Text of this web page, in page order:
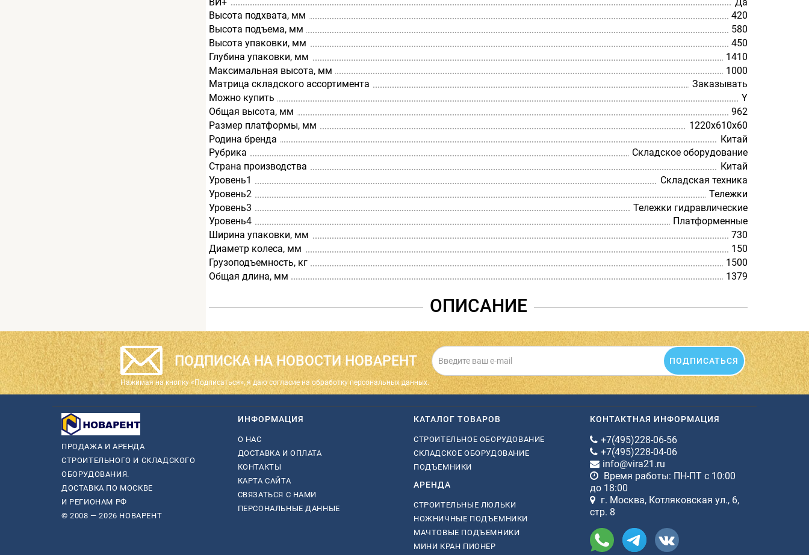
Высота подхвата, мм
420
Высота подъема, мм
580
Высота упаковки, мм
450
Глубина упаковки, мм
1410
Максимальная высота, мм
1000
Матрица складского ассортимента
Заказывать
Можно купить
Y
Общая высота, мм
962
Размер платформы, мм
1220х610х60
Родина бренда
Китай
Рубрика
Складское оборудование
Страна производства
Китай
Уровень1
Складская техника
Уровень2
Тележки
Уровень3
Тележки гидравлические
Уровень4
Платформенные
Ширина упаковки, мм
730
Диаметр колеса, мм
150
Грузоподъемность, кг
1500
Общая длина, мм
1379
ОПИСАНИЕ
ПОДПИСКА НА НОВОСТИ НОВАРЕНТ ПОДПИСАТЬСЯ
Нажимая на кнопку «Подписаться», я даю cогласие на обработку персональных данных.
ПРОДАЖА И АРЕНДА
СТРОИТЕЛЬНОГО И СКЛАДСКОГО
ОБОРУДОВАНИЯ.
ДОСТАВКА ПО МОСКВЕ
И РЕГИОНАМ РФ
© 2008 — 2026 НОВАРЕНТ
ИНФОРМАЦИЯ
О НАС
ДОСТАВКА И ОПЛАТА
КОНТАКТЫ
КАРТА САЙТА
СВЯЗАТЬСЯ С НАМИ
ПЕРСОНАЛЬНЫЕ ДАННЫЕ
КАТАЛОГ ТОВАРОВ
СТРОИТЕЛЬНОЕ ОБОРУДОВАНИЕ
СКЛАДСКОЕ ОБОРУДОВАНИЕ
ПОДЪЕМНИКИ
АРЕНДА
СТРОИТЕЛЬНЫЕ ЛЮЛЬКИ
НОЖНИЧНЫЕ ПОДЪЕМНИКИ
МАЧТОВЫЕ ПОДЪЕМНИКИ
МИНИ КРАН ПИОНЕР
КОНТАКТНАЯ ИНФОРМАЦИЯ
+7(495)228-06-56
+7(495)228-04-06
info@vira21.ru
Время работы: ПН-ПТ с 10:00
до 18:00
г. Москва, Котляковская ул., 6,
стр. 8